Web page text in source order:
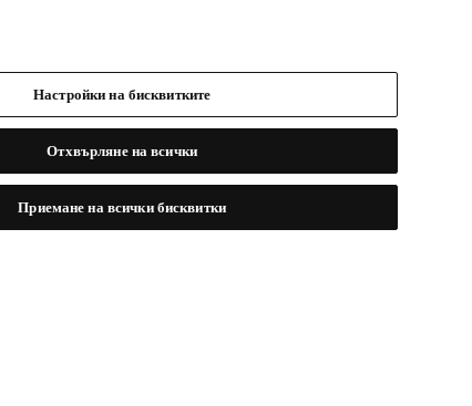
Настройки на бисквитките
Отхвърляне на всички
Приемане на всички бисквитки